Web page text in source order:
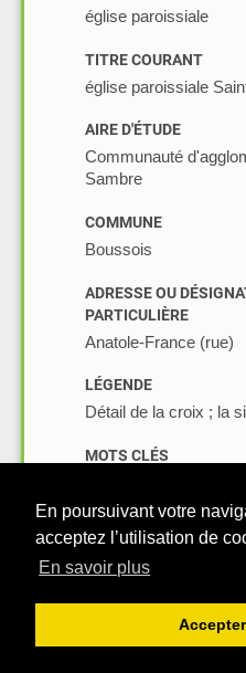
En poursuivant votre
acceptez l’utilisation de
En savoir plus
Accepter
église paroissiale
TITRE COURANT
église paroissiale
AIRE D'ÉTUDE
Communauté
Sambre
COMMUNE
Boussois
ADRESSE OU
PARTICULIÈRE
Anatole-France (rue)
LÉGENDE
Détail de la croix ; la
MOTS CLÉS
DATE DE PRISE DE VUE
reproduction
droits d'exploitation